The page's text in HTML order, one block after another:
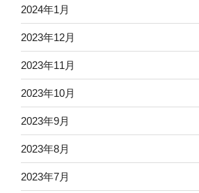
2024年1月
2023年12月
2023年11月
2023年10月
2023年9月
2023年8月
2023年7月